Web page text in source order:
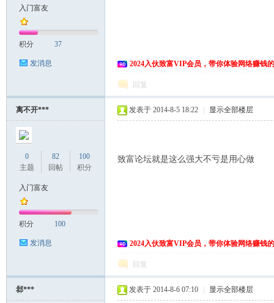
源
入门富友
积分 37
发消息 2024入伙致富VIP会员，带你体验网络赚钱
回复
离不开***
0
主题
82
回帖
100
积分
入门富友
积分 100
发消息
发表于 2014-8-5 18:22 显示全部楼层
致富论坛就是这么强大不亏是用心做
2024入伙致富VIP会员，带你体验网络赚钱
回复
邶*** 发表于 2014-8-6 07:10 显示全部楼层